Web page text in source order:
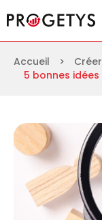
au
contenu
Accueil >
5 bonnes